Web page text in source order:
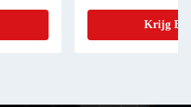
1000 mm X 1000
Krijg